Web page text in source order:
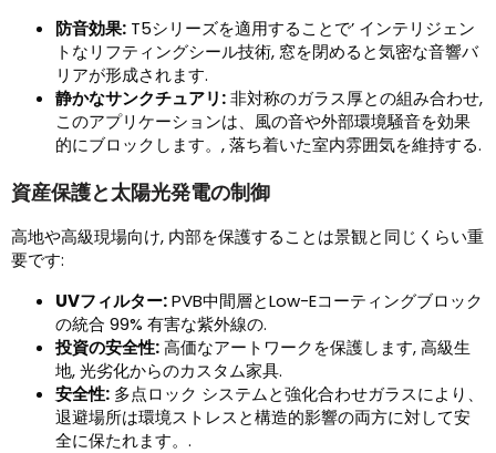
防音効果: T5シリーズを適用することで’ インテリジェン
トなリフティングシール技術, 窓を閉めると気密な音響バ
リアが形成されます.
静かなサンクチュアリ:非対称のガラス厚との組み合わせ,
このアプリケーションは、風の音や外部環境騒音を効果
的にブロックします。, 落ち着いた室内雰囲気を維持する.
資産保護と太陽光発電の制御
高地や高級現場向け, 内部を保護することは景観と同じくらい重
要です:
UVフィルター:PVB中間層とLow-Eコーティングブロック
の統合 99% 有害な紫外線の.
投資の安全性:高価なアートワークを保護します, 高級生
地, 光劣化からのカスタム家具.
安全性: 多点ロック システムと強化合わせガラスにより、
退避場所は環境ストレスと構造的影響の両方に対して安
全に保たれます。.